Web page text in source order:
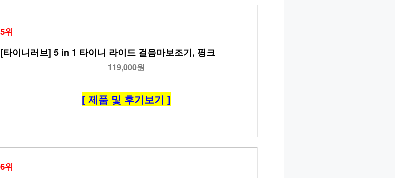
5위
[타이니러브] 5 in 1 타이니 라이드 걸음마보조기, 핑크
119,000원
[ 제품 및 후기보기 ]
6위